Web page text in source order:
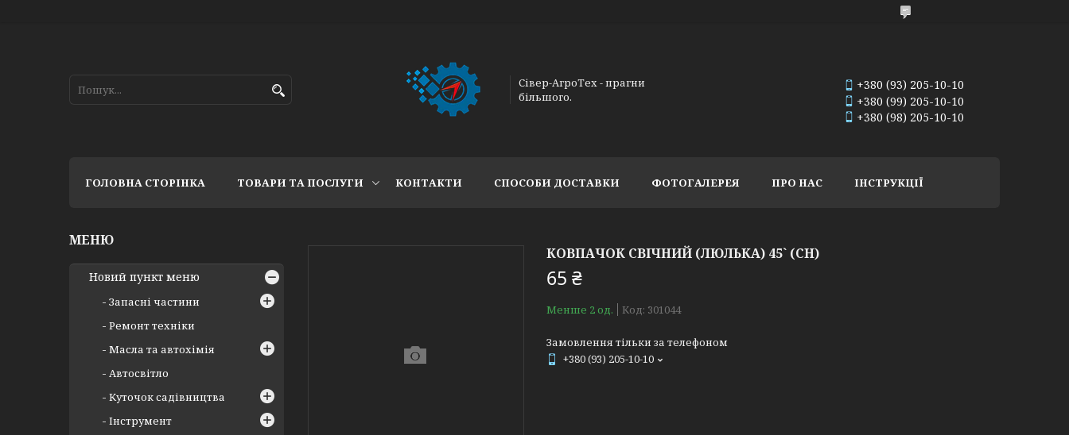
Сівер-АгроТех - прагни
більшого.
+380 (93) 205-10-10
+380 (99) 205-10-10
+380 (98) 205-10-10
ГОЛОВНА СТОРІНКА ТОВАРИ ТА ПОСЛУГИ КОНТАКТИ СПОСОБИ ДОСТАВКИ ФОТОГАЛЕРЕЯ ПРО НАС ІНСТРУКЦІЇ
КОВПАЧОК СВІЧНИЙ (ЛЮЛЬКА) 45` (CH)
65 ₴
Менше 2 од. Код: 301044
Замовлення тільки за телефоном
+380 (93) 205-10-10
Новий пункт меню
Запасні частини
Ремонт техніки
Масла та автохімія
Автосвітло
Куточок садівництва
Інструмент